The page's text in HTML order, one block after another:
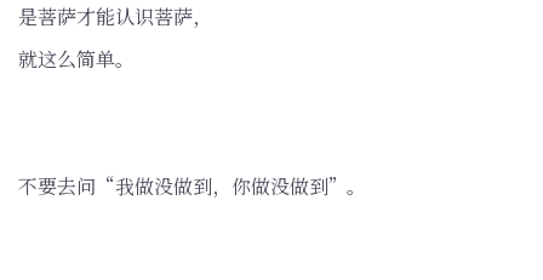
是菩萨才能认识菩萨，
就这么简单。
不要去问“我做没做到，你做没做到”。